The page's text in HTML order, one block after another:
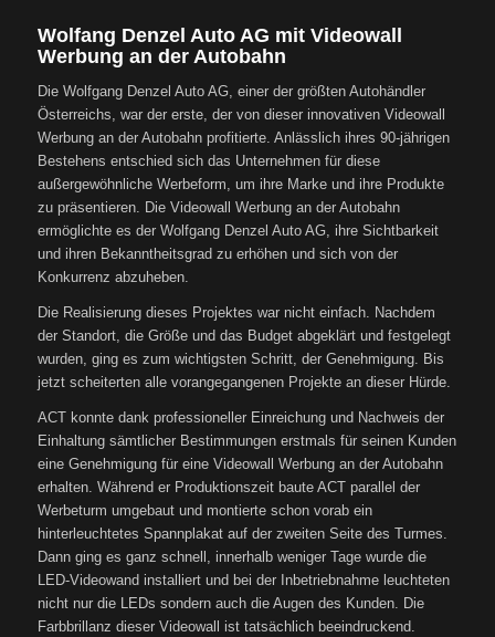
Wolfang Denzel Auto AG mit Videowall
Werbung an der Autobahn
Die Wolfgang Denzel Auto AG, einer der größten Autohändler
Österreichs, war der erste, der von dieser innovativen Videowall
Werbung an der Autobahn profitierte. Anlässlich ihres 90-jährigen
Bestehens entschied sich das Unternehmen für diese
außergewöhnliche Werbeform, um ihre Marke und ihre Produkte
zu präsentieren. Die Videowall Werbung an der Autobahn
ermöglichte es der Wolfgang Denzel Auto AG, ihre Sichtbarkeit
und ihren Bekanntheitsgrad zu erhöhen und sich von der
Konkurrenz abzuheben.
Die Realisierung dieses Projektes war nicht einfach. Nachdem
der Standort, die Größe und das Budget abgeklärt und festgelegt
wurden, ging es zum wichtigsten Schritt, der Genehmigung. Bis
jetzt scheiterten alle vorangegangenen Projekte an dieser Hürde.
ACT konnte dank professioneller Einreichung und Nachweis der
Einhaltung sämtlicher Bestimmungen erstmals für seinen Kunden
eine Genehmigung für eine Videowall Werbung an der Autobahn
erhalten. Während er Produktionszeit baute ACT parallel der
Werbeturm umgebaut und montierte schon vorab ein
hinterleuchtetes Spannplakat auf der zweiten Seite des Turmes.
Dann ging es ganz schnell, innerhalb weniger Tage wurde die
LED-Videowand installiert und bei der Inbetriebnahme leuchteten
nicht nur die LEDs sondern auch die Augen des Kunden. Die
Farbbrillanz dieser Videowall ist tatsächlich beeindruckend.